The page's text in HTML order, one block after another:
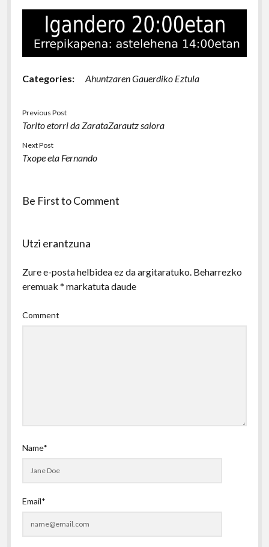
Categories: Ahuntzaren Gauerdiko Eztula
Previous Post
Torito etorri da ZarataZarautz saiora
Next Post
Txope eta Fernando
Be First to Comment
Utzi erantzuna
Zure e-posta helbidea ez da argitaratuko. Beharrezko
eremuak * markatuta daude
Comment
Name*
Email*